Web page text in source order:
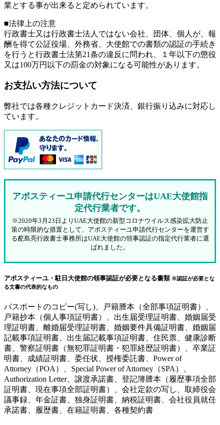
業とする事が出来ると定められています。
■法律上の注意
行政書士又は行政書士法人ではない会社、団体、個人が、報
酬を得て公証役場、外務省、大使館での書類の認証の手続き
を行うと行政書士法第21条の違反に問われ、
１年以下の懲役
又は100万円以下の罰金の対象になる可能性があります。
お支払い方法について
弊社では各種クレジットカード決済、銀行振り込みに対応し
ています。
アポスティーユ申請代行センターはUAE大使館指
定代行業者です。
※2020年3月23日よりUAE大使館の新型コロナウイルス感染拡大防止
策の時限的な措置として、アポスティーユ申請代行センターを運営す
る蓜島亮行政書士事務所はUAE大使館の領事認証の指定代行業者に選
ばれました。
アポスティーユ・駐日大使館の領事認証が必要となる書類 ※認証が必要とな
る文書の代表的なもの
パスポートのコピー(写し)、戸籍謄本（全部事項証明書）、
戸籍抄本（個人事項証明書）、出生届受理証明書、婚姻届受
理証明書、離婚届受理証明書、婚姻要件具備証明書、婚姻届
記載事項証明書、出生届記載事項証明書、住民票、健康診断
書、警察証明書（無犯罪証明書・犯罪経歴証明書）、卒業証
明書、成績証明書、委任状、授権委託書、Power of
Attorney（POA）、Special Power of Attorney（SPA）、
Authorization Letter、譲渡承諾書、登記簿謄本（履歴事項全部
証明書、現在事項全部証明書）、会社定款の写し、取締役会
議事録、年金証書、独身証明書、納税証明書、会社役員就任
承諾書、履歴書、在籍証明書、各種契約書